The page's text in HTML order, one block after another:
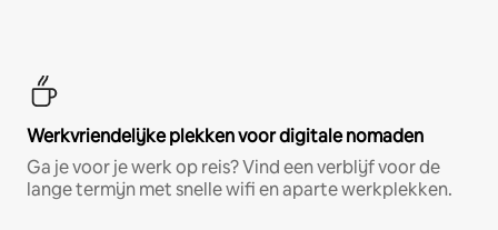
Werkvriendelijke plekken voor digitale nomaden
Ga je voor je werk op reis? Vind een verblijf voor de
lange termijn met snelle wifi en aparte werkplekken.